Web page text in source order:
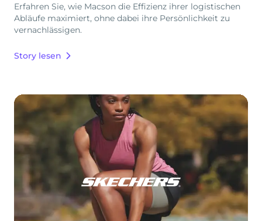
Erfahren Sie, wie Macson die Effizienz ihrer logistischen
Abläufe maximiert, ohne dabei ihre Persönlichkeit zu
vernachlässigen.
Story lesen